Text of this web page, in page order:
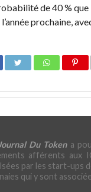
de 40 % que
prochaine,
Du Tokena
afférents aux
par les start-ups
qui y sont